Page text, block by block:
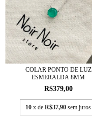
COLAR PONTO DE LUZ
ESMERALDA 8MM
R$379,00
10 x de R$37,90 sem juros